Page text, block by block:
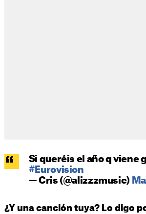
Si queréis el año q viene
#Eurovision
— Cris (@alizzzmusic)
¿Y una canción tuya? Lo digo